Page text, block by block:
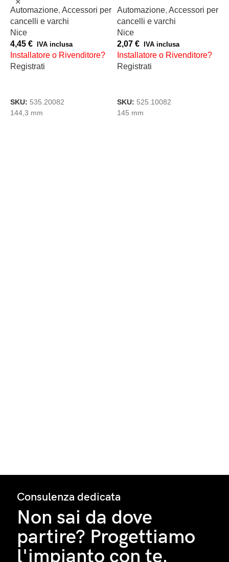
Automazione, Accessori per
cancelli e varchi
Nice
4,45 € IVA inclusa
Installatore o Rivenditore?
Registrati
SKU: 535.20082
144,3 mm
Automazione, Accessori per
cancelli e varchi
Nice
2,07 € IVA inclusa
Installatore o Rivenditore?
Registrati
SKU: 525.10082
145 mm
Consulenza dedicata
Non sai da dove
partire? Progettiamo
l'impianto con te.